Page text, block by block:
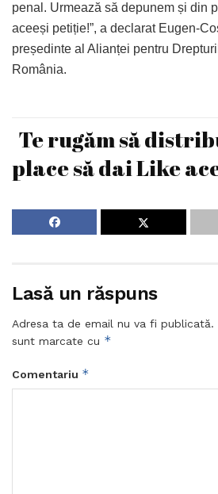
penal. Urmează să depunem și din
aceeși petiție!”, a declarat Eugen-
președinte al Alianței pentru
România.
Te rugăm să
place să dai Like
Lasă un răspuns
Adresa ta de email nu va fi publicată.
sunt marcate cu *
Comentariu *